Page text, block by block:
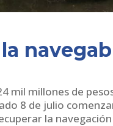
mil millones de
8 de julio
la